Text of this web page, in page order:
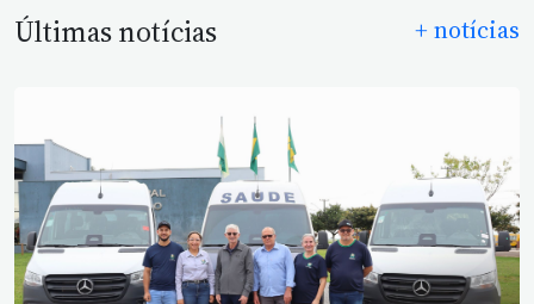
Últimas notícias + notícias